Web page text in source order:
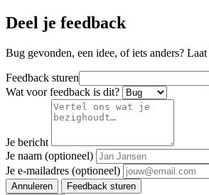
Deel je feedback
Bug gevonden, een idee, of iets anders?
Feedback sturen
Wat voor feedback is dit?
Je bericht
Je naam (optioneel)
Je e-mailadres (optioneel)
Annuleren Feedback sturen